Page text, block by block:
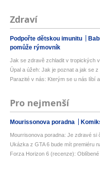
Zdraví
Podpořte dětskou imunitu
pomůže rýmovník
Jak se zdravě zchladit v tropických
Úpal a úžeh: Jak je poznat a jak se
Parazité v nás: Kterým se u nás líbí
Pro nejmenší
Mourissonova poradna
Mourrisonova poradna: Je zdravé si
Ukázka z GTA 6 bude mít premiéru
Forza Horizon 6 (recenze):